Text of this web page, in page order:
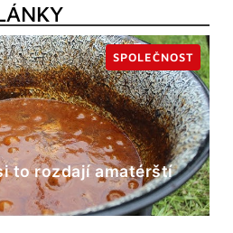
to rozdají amatérští
SPOLEČNOST